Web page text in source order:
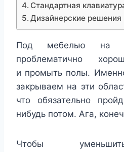
Стандартная
Дизайнерские решения
Под мебелью на
проблематично
и промыть полы.
закрываем на эти
что обязательно
нибудь потом. Ага,
Чтобы